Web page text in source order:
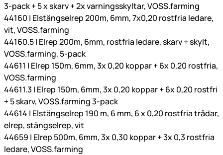
3-pack + 5 x skarv + 2x varningsskyltar, VOSS.farming
44160 | Elstängselrep 200m, 6mm, 7x0,20 rostfria ledare,
vit, VOSS.farming
44160.5 | Elrep 200m, 6mm, rostfria ledare, skarv + skylt,
VOSS.farming, 5-pack
44611 | Elrep 150m, 6mm, 3x 0,20 koppar + 6x 0,20 rostfria,
VOSS.farming
44611.3 | Elrep 150m, 6mm, 3x 0,20 koppar + 6x 0,20 rostfri
+ 5 skarv, VOSS.farming 3-pack
44614 | Elstängselrep 190 m, 6 mm, 6 x 0,20 rostfria trådar,
elrep, stängselrep, vit
44659 | Elrep 500m, 6mm, 3x 0,30 koppar + 3x 0,3 rostfria
ledare, VOSS.farming